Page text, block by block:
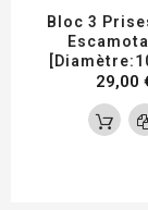
Bloc 3
29,00